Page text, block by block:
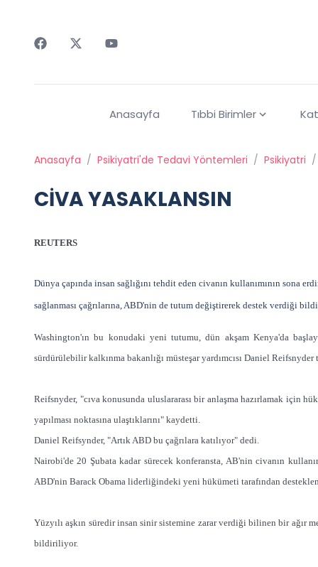
Anasayfa Tıbbi Birimler
Anasayfa / Psikiyatri'de Tedavi Yöntemleri / Psikiyatri /
CİVA YASAKLANSIN
REUTERS
Dünya çapında insan sağlığını tehdit eden civanın kullanımının sona
sağlanması çağrılarına, ABD'nin de tutum değiştirerek destek verdiği
Washington'ın bu konudaki yeni tutumu, dün akşam Kenya'da
sürdürülebilir kalkınma bakanlığı müsteşar yardımcısı Daniel Reifsnyder
Reifsnyder, "cıva konusunda uluslararası bir anlaşma hazırlamak için
yapılması noktasına ulaştıklarını" kaydetti.
Daniel Reifsynder, "Artık ABD bu çağrılara katılıyor" dedi.
Nairobi'de 20 Şubata kadar sürecek konferansta, AB'nin civanın
ABD'nin Barack Obama liderliğindeki yeni hükümeti tarafından
Yüzyılı aşkın süredir insan sinir sistemine zarar verdiği bilinen bir ağır
bildiriliyor.